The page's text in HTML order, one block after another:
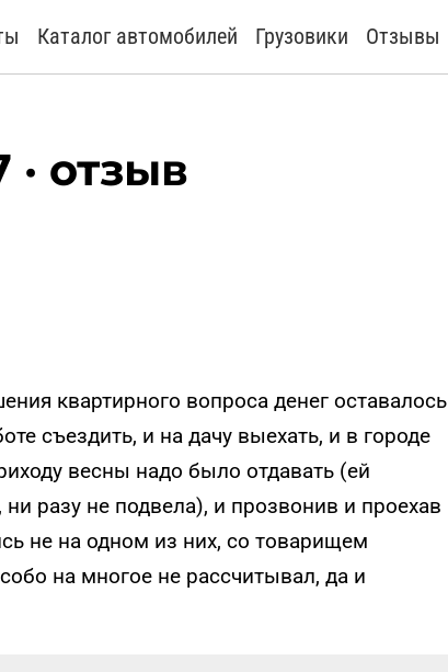
Каталог автомобилей Грузовики Отзывы
отзыв
квартирного вопроса денег оставалось
съездить, и на дачу выехать, и в городе
весны надо было отдавать (ей
разу не подвела), и прозвонив и проехав
не на одном из них, со товарищем
на многое не рассчитывал, да и